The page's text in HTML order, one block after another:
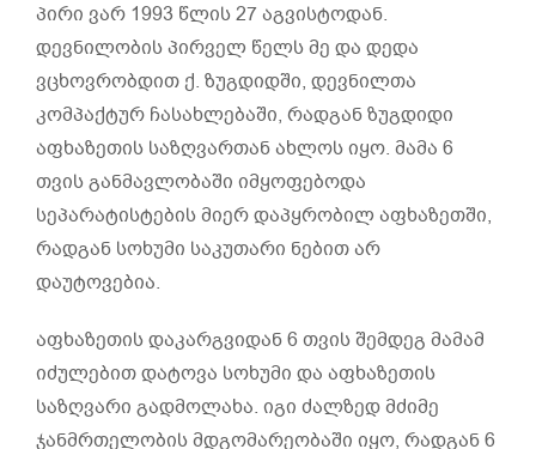
პირი ვარ 1993 წლის 27 აგვისტოდან.
დევნილობის პირველ წელს მე და დედა
ვცხოვრობდით ქ. ზუგდიდში, დევნილთა
კომპაქტურ ჩასახლებაში, რადგან ზუგდიდი
აფხაზეთის საზღვართან ახლოს იყო. მამა 6
თვის განმავლობაში იმყოფებოდა
სეპარატისტების მიერ დაპყრობილ აფხაზეთში,
რადგან სოხუმი საკუთარი ნებით არ
დაუტოვებია.
აფხაზეთის დაკარგვიდან 6 თვის შემდეგ მამამ
იძულებით დატოვა სოხუმი და აფხაზეთის
საზღვარი გადმოლახა. იგი ძალზედ მძიმე
ჯანმრთელობის მდგომარეობაში იყო, რადგან 6